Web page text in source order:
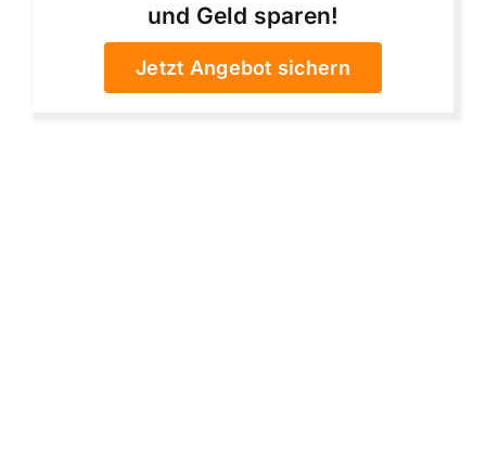
und Geld sparen!
Jetzt Angebot sichern